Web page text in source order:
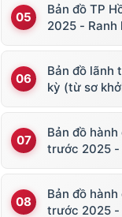
Bản đồ TP
2025 - Ranh
Bản đồ lãnh
kỳ (từ sơ
Bản đồ
trước 2025
Bản đồ
trước 2025